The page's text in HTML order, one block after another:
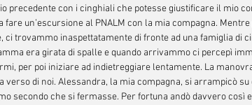
precedente con i cinghiali che potesse giustificare il mio
fare un’escursione al PNALM con la mia compagna.
ci trovammo inaspettatamente di fronte ad una famiglia di
era girata di spalle e quando arrivammo ci percepì
per poi iniziare ad indietreggiare lentamente. La
verso di noi. Alessandra, la mia compagna, si arrampicò
secondo che si fermasse. Per fortuna andò davvero così